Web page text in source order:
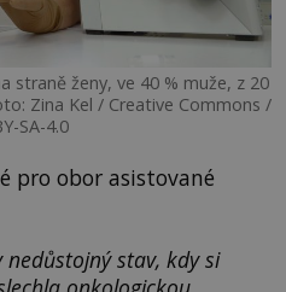
straně ženy, ve 40 % muže, z 20
Zina Kel / Creative Commons /
SA-4.0
pro obor asistované
stav, kdy si